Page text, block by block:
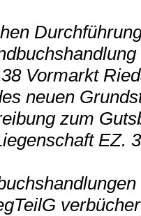
Vormarkt
neuen
zum
EZ.